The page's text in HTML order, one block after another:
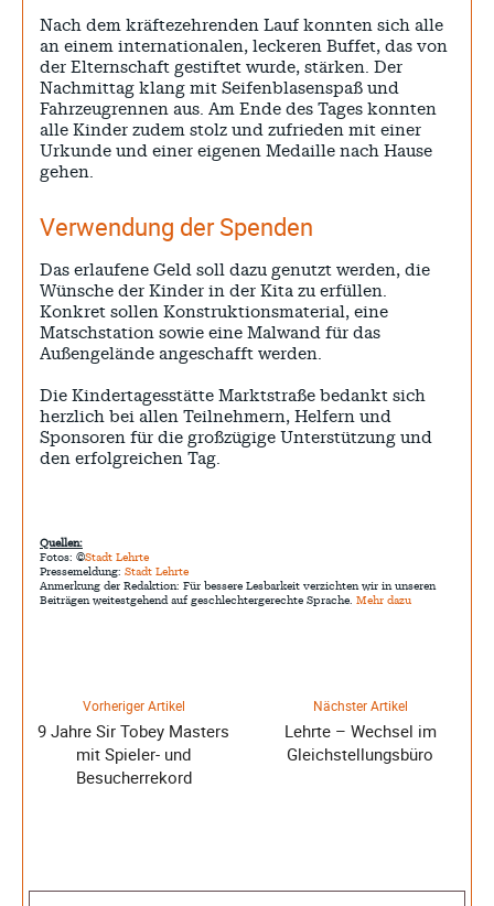
Nach dem kräftezehrenden Lauf konnten sich alle
an einem internationalen, leckeren Buffet, das von
der Elternschaft gestiftet wurde, stärken. Der
Nachmittag klang mit Seifenblasenspaß und
Fahrzeugrennen aus. Am Ende des Tages konnten
alle Kinder zudem stolz und zufrieden mit einer
Urkunde und einer eigenen Medaille nach Hause
gehen.
Verwendung der Spenden
Das erlaufene Geld soll dazu genutzt werden, die
Wünsche der Kinder in der Kita zu erfüllen.
Konkret sollen Konstruktionsmaterial, eine
Matschstation sowie eine Malwand für das
Außengelände angeschafft werden.
Die Kindertagesstätte Marktstraße bedankt sich
herzlich bei allen Teilnehmern, Helfern und
Sponsoren für die großzügige Unterstützung und
den erfolgreichen Tag.
Quellen:
Fotos: ©Stadt Lehrte
Pressemeldung: Stadt Lehrte
Anmerkung der Redaktion: Für bessere Lesbarkeit verzichten wir in unseren
Beiträgen weitestgehend auf geschlechtergerechte Sprache. Mehr dazu
Vorheriger Artikel
9 Jahre Sir Tobey Masters
mit Spieler- und
Besucherrekord
Nächster Artikel
Lehrte – Wechsel im
Gleichstellungsbüro